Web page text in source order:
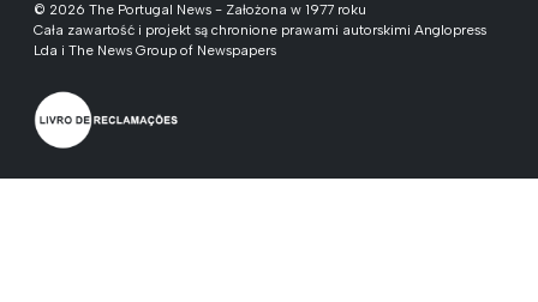
© 2026 The Portugal News - Założona w 1977 roku
Cała zawartość i projekt są chronione prawami autorskimi Anglopress
Lda i The News Group of Newspapers